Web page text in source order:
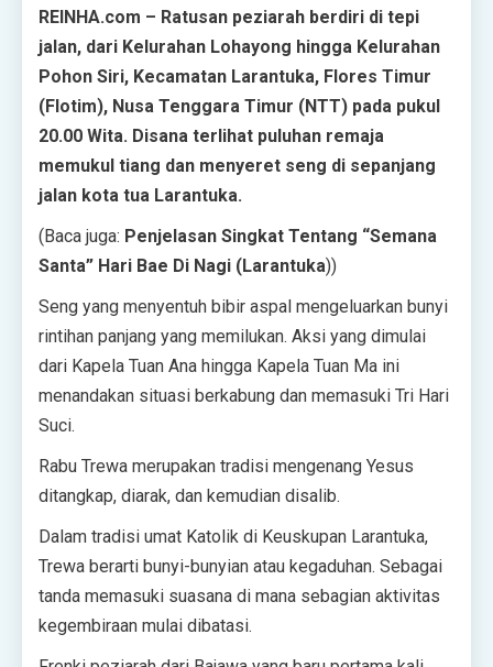
REINHA.com – Ratusan peziarah berdiri di tepi
jalan, dari Kelurahan Lohayong hingga Kelurahan
Pohon Siri, Kecamatan Larantuka, Flores Timur
(Flotim), Nusa Tenggara Timur (NTT) pada pukul
20.00 Wita. Disana terlihat puluhan remaja
memukul tiang dan menyeret seng di sepanjang
jalan kota tua Larantuka.
(Baca juga: Penjelasan Singkat Tentang “Semana
Santa” Hari Bae Di Nagi (Larantuka))
Seng yang menyentuh bibir aspal mengeluarkan bunyi
rintihan panjang yang memilukan. Aksi yang dimulai
dari Kapela Tuan Ana hingga Kapela Tuan Ma ini
menandakan situasi berkabung dan memasuki Tri Hari
Suci.
Rabu Trewa merupakan tradisi mengenang Yesus
ditangkap, diarak, dan kemudian disalib.
Dalam tradisi umat Katolik di Keuskupan Larantuka,
Trewa berarti bunyi-bunyian atau kegaduhan. Sebagai
tanda memasuki suasana di mana sebagian aktivitas
kegembiraan mulai dibatasi.